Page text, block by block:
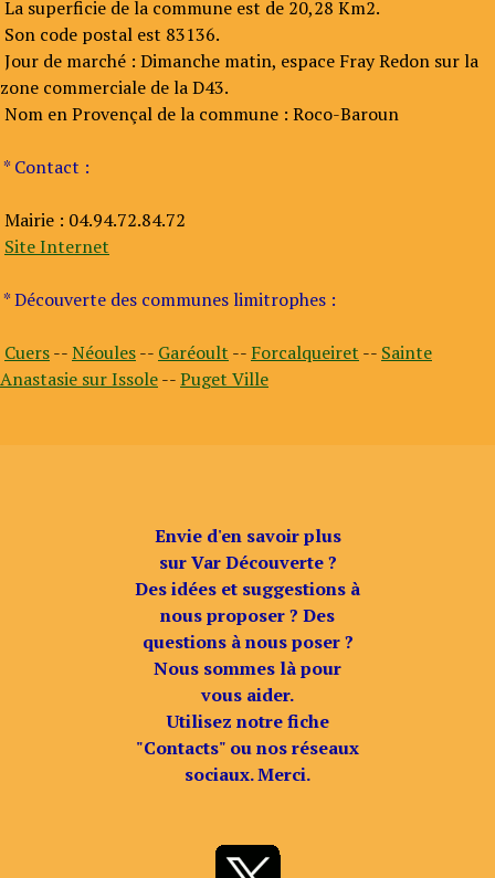
La superficie de la commune est de 20,28 Km2.
Son code postal est 83136.
Jour de marché : Dimanche matin, espace Fray Redon sur la
zone commerciale de la D43.
Nom en Provençal de la commune : Roco-Baroun
* Contact :
Mairie : 04.94.72.84.72
Site Internet
* Découverte des communes limitrophes :
Cuers--Néoules-- Garéoult -- Forcalqueiret -- Sainte
Anastasie sur Issole--Puget Ville
Envie d'en savoir plus
sur Var Découverte ?
Des idées et suggestions à
nous proposer ? Des
questions à nous poser ?
Nous sommes là pour
vous aider.
Utilisez notre fiche
"Contacts" ou nos réseaux
sociaux. Merci.